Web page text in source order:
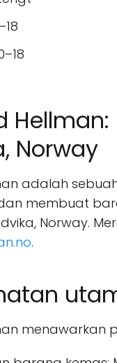
Norway
adalah
membuat
Norway.
.
menawarkan